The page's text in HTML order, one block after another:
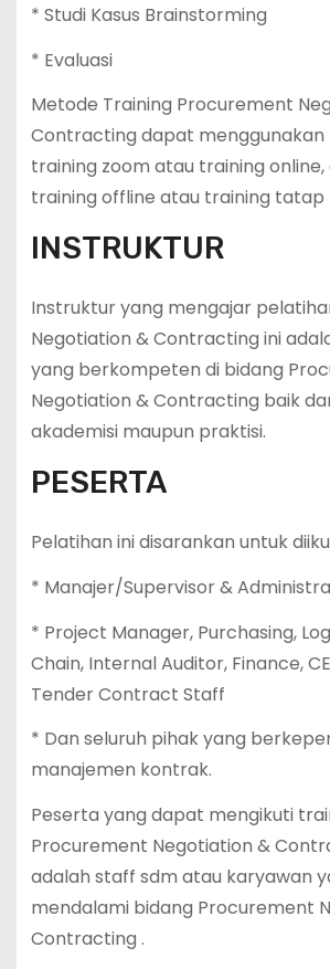
* Studi Kasus Brainstorming
* Evaluasi
Metode Training Procurement
Contracting dapat menggunakan
training zoom atau training online,
training offline atau training tatap
INSTRUKTUR
Instruktur yang mengajar
Negotiation & Contracting ini
yang berkompeten di bidang
Negotiation & Contracting baik
akademisi maupun praktisi.
PESERTA
Pelatihan ini disarankan untuk
* Manajer/Supervisor &
* Project Manager, Purchasing,
Chain, Internal Auditor, Finance,
Tender Contract Staff
* Dan seluruh pihak yang
manajemen kontrak.
Peserta yang dapat mengikuti
Procurement Negotiation &
adalah staff sdm atau karyawan
mendalami bidang Procurement
Contracting .